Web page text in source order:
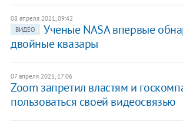
08 апреля 2021, 09:42
ВИДЕО
Ученые NASA впервые
двойные квазары
07 апреля 2021, 17:06
Zoom запретил властям и
пользоваться своей видеосвязью